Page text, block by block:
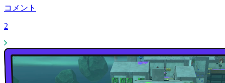
コメント
2